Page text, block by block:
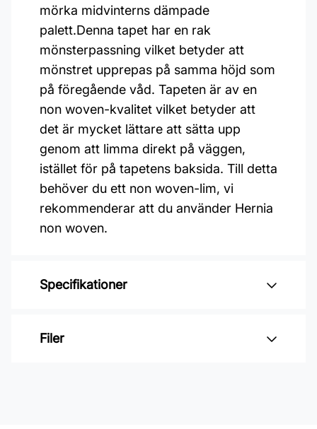
mörka midvinterns dämpade
palett.Denna tapet har en rak
mönsterpassning vilket betyder att
mönstret upprepas på samma höjd som
på föregående våd. Tapeten är av en
non woven-kvalitet vilket betyder att
det är mycket lättare att sätta upp
genom att limma direkt på väggen,
istället för på tapetens baksida. Till detta
behöver du ett non woven-lim, vi
rekommenderar att du använder Hernia
non woven.
Specifikationer
Varumärke: Boråstapeter
Filer